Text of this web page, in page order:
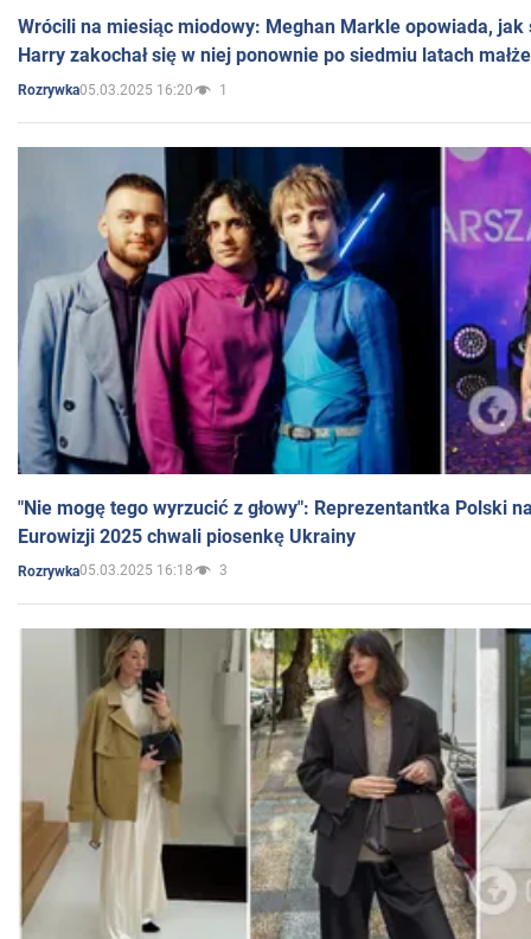
Wrócili na miesiąc miodowy: Meghan Markle opowiada, jak
Harry zakochał się w niej ponownie po siedmiu latach
Rozrywka05.03.2025 16:20 1
"Nie mogę tego wyrzucić z głowy": Reprezentantka Polski
Eurowizji 2025 chwali piosenkę Ukrainy
Rozrywka05.03.2025 16:18 3